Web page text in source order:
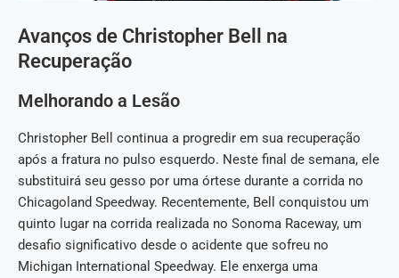
Avanços de Christopher Bell na
Recuperação
Melhorando a Lesão
Christopher Bell continua a progredir em sua recuperação
após a fratura no pulso esquerdo. Neste final de semana, ele
substituirá seu gesso por uma órtese durante a corrida no
Chicagoland Speedway. Recentemente, Bell conquistou um
quinto lugar na corrida realizada no Sonoma Raceway, um
desafio significativo desde o acidente que sofreu no
Michigan International Speedway. Ele enxerga uma